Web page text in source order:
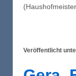
Veröffentlicht